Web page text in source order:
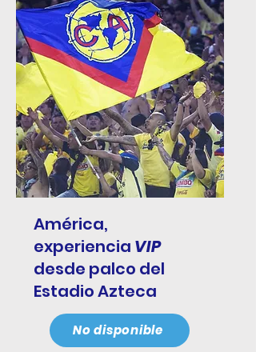
América,
experiencia VIP
desde palco del
Estadio Azteca
No disponible